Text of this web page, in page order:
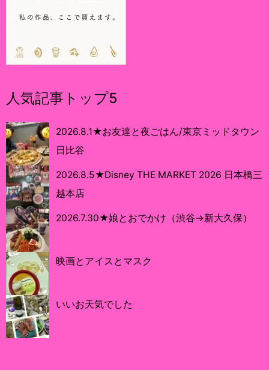
人気記事トップ5
2026.8.1★お友達と夜ごはん/東京ミッドタウン
日比谷
2026.8.5★Disney THE MARKET 2026 日本橋三
越本店
2026.7.30★娘とおでかけ（渋谷→新大久保）
映画とアイスとマスク
いいお天気でした